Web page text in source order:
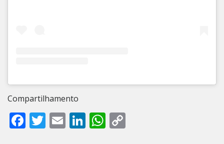
Compartilhamento
Facebook
Twitter
EmailLinkedIn
WhatsApp